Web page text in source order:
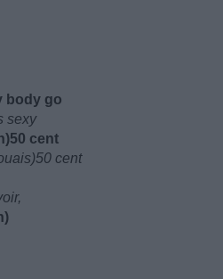
body go
sexy
cent
cent